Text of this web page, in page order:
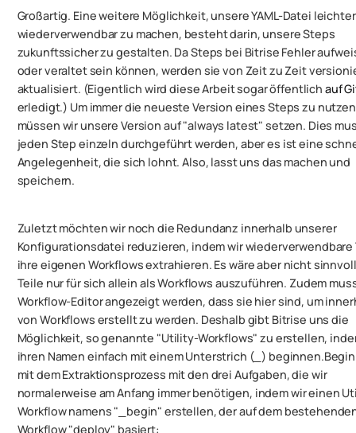
Großartig. Eine weitere Möglichkeit, unsere YAML-Datei leichter
wiederverwendbar zu machen, besteht darin, unsere Steps
zukunftssicher zu gestalten. Da Steps bei Bitrise Fehler
oder veraltet sein können, werden sie von Zeit zu Zeit
aktualisiert. (Eigentlich wird diese Arbeit sogar öffentlich auf
erledigt.) Um immer die neueste Version eines Steps zu
müssen wir unsere Version auf "always latest" setzen. Dies
jeden Step einzeln durchgeführt werden, aber es ist eine
Angelegenheit, die sich lohnt. Also, lasst uns das machen und
speichern.
Zuletzt möchten wir noch die Redundanz innerhalb unserer
Konfigurationsdatei reduzieren, indem wir wiederverwendbare
ihre eigenen Workflows extrahieren. Es wäre aber nicht
Teile nur für sich allein als Workflows auszuführen. Zudem
Workflow-Editor angezeigt werden, dass sie hier sind, um
von Workflows erstellt zu werden. Deshalb gibt Bitrise uns die
Möglichkeit, so genannte "Utility-Workflows" zu erstellen,
ihren Namen einfach mit einem Unterstrich (_)
mit dem Extraktionsprozess mit den drei Aufgaben, die wir
normalerweise am Anfang immer benötigen, indem wir einen
Workflow namens "_begin" erstellen, der auf dem
Workflow "deploy" basiert: